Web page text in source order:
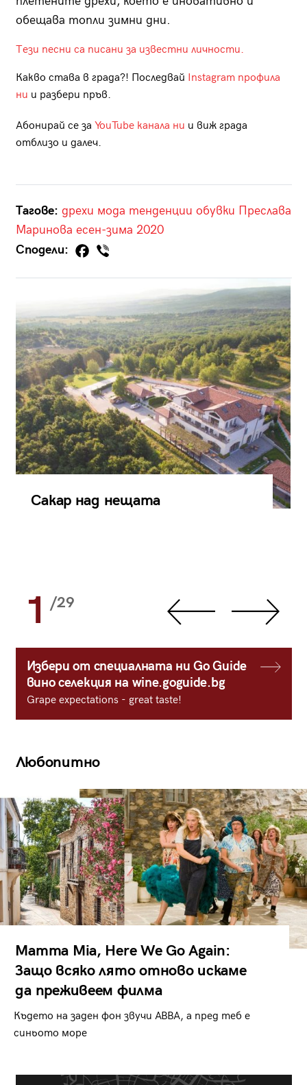
обещава топли зимни дни.
Тези песни са писани за известни личности.
Какво става в града?! Последвай Instagram профила
ни и разбери пръв.
Абонирай се за YouTube канала ни и виж града
отблизо и далеч.
Тагове: дрехи мода тенденции обувки Преслава
Маринова есен-зима 2020
Сподели:
Сакар над нещата
1 /29
Избери от специалната ни Go Guide
вино селекция на wine.goguide.bg
Grape expectations - great taste!
Любопитно
Mamma Mia, Here We Go Again:
Защо всяко лято отново искаме
да преживеем филма
Където на заден фон звучи ABBA, а пред теб е
синьото море